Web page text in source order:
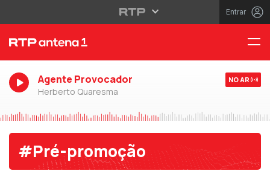
Entrar
Agente Provocador
Herberto Quaresma
NO AR
#Pré-promoção